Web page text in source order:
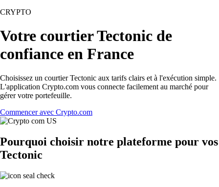
CRYPTO
Votre courtier Tectonic de
confiance en France
Choisissez un courtier Tectonic aux tarifs clairs et à l'exécution simple.
L'application Crypto.com vous connecte facilement au marché pour
gérer votre portefeuille.
Commencer avec Crypto.com
Pourquoi choisir notre plateforme pour vos
Tectonic